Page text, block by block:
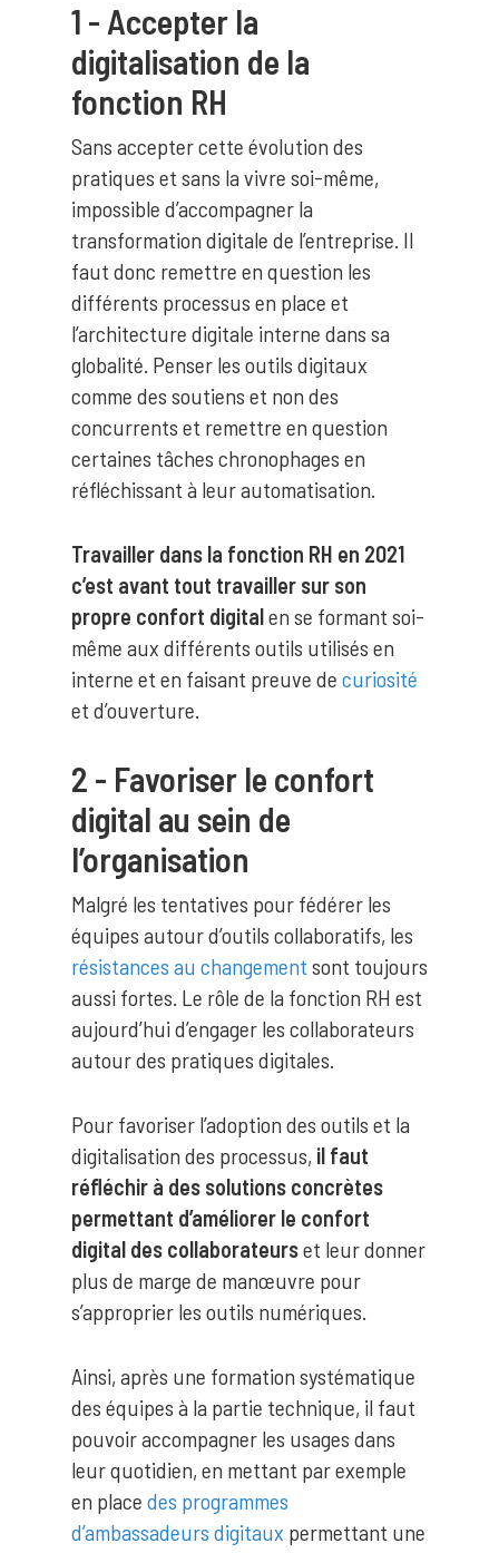
Hit enter to search or ESC to close
1 - Accepter la
digitalisation de la
fonction RH
Sans accepter cette évolution des
pratiques et sans la vivre soi-même,
impossible d’accompagner la
transformation digitale de l’entreprise. Il
faut donc remettre en question les
différents processus en place et
l’architecture digitale interne dans sa
globalité. Penser les outils digitaux
comme des soutiens et non des
concurrents et remettre en question
certaines tâches chronophages en
réfléchissant à leur automatisation.
Travailler dans la fonction RH en 2021
c’est avant tout travailler sur son
propre confort digitalen se formant soi-
même aux différents outils utilisés en
interne et en faisant preuve de curiosité
et d’ouverture.
2 - Favoriser le confort
digital au sein de
l’organisation
Malgré les tentatives pour fédérer les
équipes autour d’outils collaboratifs, les
résistances au changement sont toujours
aussi fortes. Le rôle de la fonction RH est
aujourd’hui d’engager les collaborateurs
autour des pratiques digitales.
Pour favoriser l’adoption des outils et la
digitalisation des processus, il faut
réfléchir à des solutions concrètes
permettant d’améliorer le confort
digital des collaborateurset leur donner
plus de marge de manœuvre pour
s’approprier les outils numériques.
Ainsi, après une formation systématique
des équipes à la partie technique, il faut
pouvoir accompagner les usages dans
leur quotidien, en mettant par exemple
en place des programmes
d’ambassadeurs digitaux permettant une